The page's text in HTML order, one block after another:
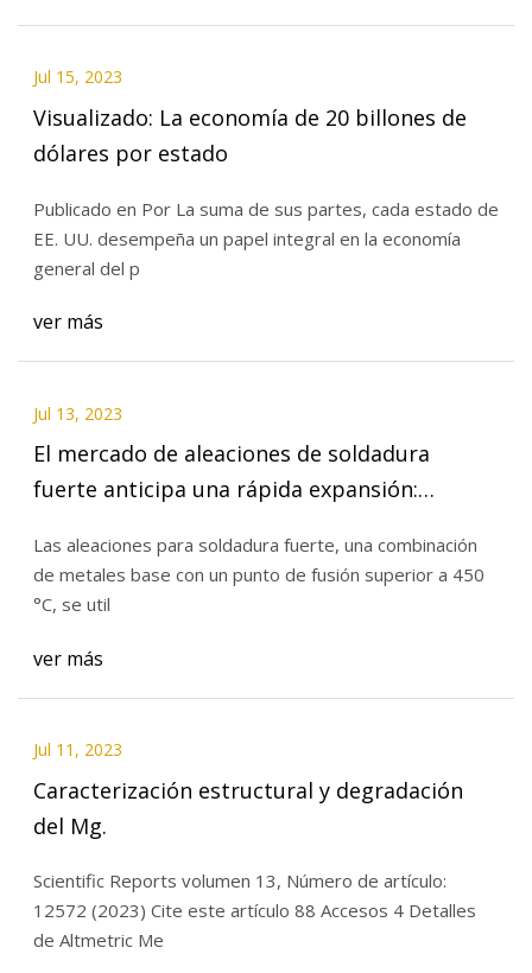
Jul 15, 2023
Visualizado: La economía de 20 billones de
dólares por estado
Publicado en Por La suma de sus partes, cada estado de
EE. UU. desempeña un papel integral en la economía
general del p
ver más
Jul 13, 2023
El mercado de aleaciones de soldadura
fuerte anticipa una rápida expansión:
unión
Las aleaciones para soldadura fuerte, una combinación
de metales base con un punto de fusión superior a 450
°C, se util
ver más
Jul 11, 2023
Caracterización estructural y degradación
del Mg.
Scientific Reports volumen 13, Número de artículo:
12572 (2023) Cite este artículo 88 Accesos 4 Detalles
de Altmetric Me